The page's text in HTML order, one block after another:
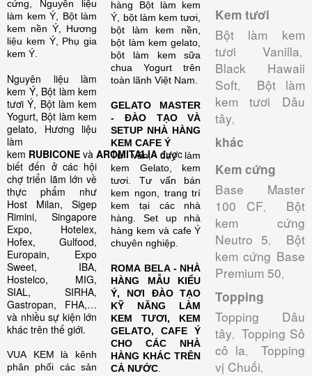
cứng, Nguyên liệu
làm kem Ý, Bột làm
kem nền Ý, Hương
liệu kem Ý, Phụ gia
kem Ý.
Nguyên liệu làm
kem Ý, Bột làm kem
tươi Ý, Bột làm kem
Yogurt, Bột làm kem
gelato, Hương liệu
làm
kem RUBICONE và AROMITALIA được
biết đến ở các hội
chợ triển lãm lớn về
thực phẩm như
Host Milan, Sigep
Rimini, Singapore
Expo, Hotelex,
Hofex, Gulfood,
Europain, Expo
Sweet, IBA,
Hostelco, MIG,
SIAL, SIRHA,
Gastropan, FHA,…
và nhiều sự kiện lớn
khác trên thế giới.
VUA KEM là kênh
phân phối các sản
hàng Bột làm kem
Ý, bột làm kem tươi,
bột làm kem nền,
bột làm kem gelato,
bột làm kem sữa
chua Yogurt trên
toàn lãnh Việt Nam.
GELATO MASTER
- ĐÀO TẠO VÀ
SETUP NHÀ HÀNG
KEM CAFE Ý
Tư vấn, dạy làm
kem Gelato, kem
tươi. Tư vấn bán
kem ngon, trang trí
kem tại các nhà
hàng. Set up nhà
hàng kem và cafe Ý
chuyên nghiệp.
ROMA BELA - NHÀ
HÀNG MẪU KIỂU
Ý, NƠI ĐÀO TẠO
KỸ NĂNG LÀM
KEM TƯƠI, KEM
GELATO, CAFE Ý
CHO CÁC NHÀ
HÀNG KHÁC TRÊN
CẢ NƯỚC
Kem tươi
Bột làm kem
tươi Vanilla,
Black Hawaii
Soft, Bột làm
kem tươi Dâu
tây,
khác
Kem cứng
Base Master
100 CF, Bột
kem cứng
Neutro 5, Bột
kem cứng Base
Premium 50,
Topping
Topping Dâu
tây, Topping Sô
cô la, Topping
vị Chuối,